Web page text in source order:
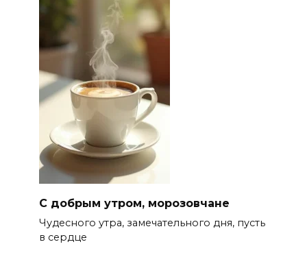
С добрым утром, морозовчане
Чудесного утра, замечательного дня, пусть
в сердце